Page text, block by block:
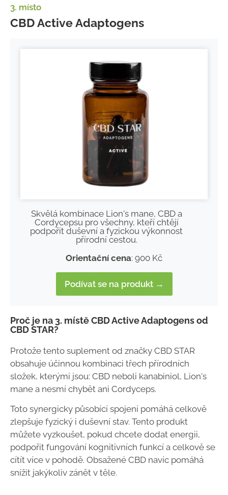
3. místo
CBD Active Adaptogens
Skvělá kombinace Lion's mane, CBD a
Cordycepsu pro všechny, kteří chtějí
podpořit duševní a fyzickou výkonnost
přírodní cestou.
Orientační cena: 900 Kč
Podívat se na produkt →
Proč je na 3. místě CBD Active Adaptogens od
CBD STAR?
Protože tento suplement od značky CBD STAR
obsahuje účinnou kombinaci třech přírodních
složek, kterými jsou: CBD neboli kanabiniol, Lion's
mane a nesmí chybět ani Cordyceps.
Toto synergicky působící spojení pomáhá celkově
zlepšuje fyzický i duševní stav. Tento produkt
můžete vyzkoušet, pokud chcete dodat energii,
podpořit fungování kognitivních funkcí a celkově se
cítít více v pohodě. Obsažené CBD navíc pomáhá
snížit jakýkoliv zánět v těle.